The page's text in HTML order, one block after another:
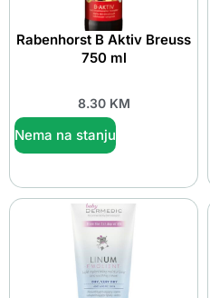
Rabenhorst B Aktiv Breuss
750 ml
8.30 KM
Nema na stanju